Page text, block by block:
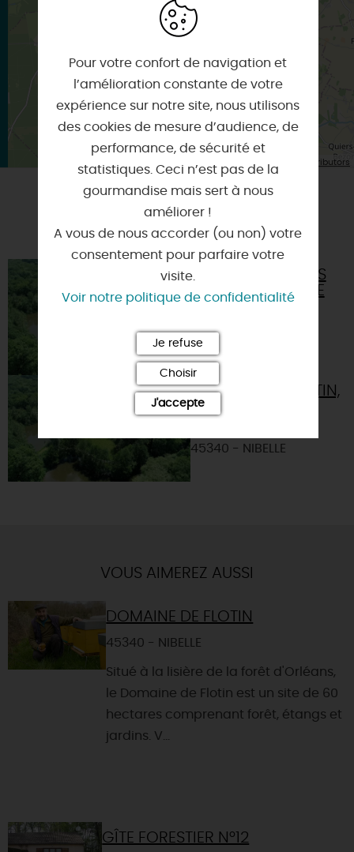
Itinéraire vers
NIBELLE
OpenStreetMap contributors
A TESTER ÉGALEMENT SUR PLACE OU À
PROXIMITÉ
LES ANIMATIONS
DU DOMAINE DE
FLOTIN
45340 - NIBELLE
DOMAINE DE FLOTIN,
MAISON DE LA
BIODIVERSITÉ
45340 - NIBELLE
VOUS AIMEREZ AUSSI
DOMAINE DE FLOTIN
45340 - NIBELLE
Situé à la lisière de la forêt d'Orléans,
le Domaine de Flotin est un site de 60
hectares comprenant forêt, étangs et
jardins. V...
GÎTE FORESTIER N°12
Pour votre confort de navigation et
l’amélioration constante de votre
expérience sur notre site, nous utilisons
des cookies de mesure d’audience, de
performance, de sécurité et
statistiques. Ceci n’est pas de la
gourmandise mais sert à nous
améliorer !
A vous de nous accorder (ou non) votre
consentement pour parfaire votre
visite.
Voir notre politique de confidentialité
Je refuse
Choisir
J'accepte